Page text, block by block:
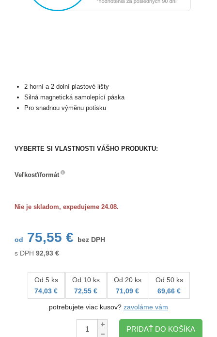
2 horní a 2 dolní plastové lišty
Silná magnetická samolepící páska
Pro snadnou výměnu potisku
VYBERTE SI VLASTNOSTI VÁŠHO PRODUKTU:
Veľkosť/formát
Nie je skladom, expedujeme 24.08.
od 75,55 €
bez DPH
s DPH 92,93 €
Od 5 ks
74,03 €
Od 10 ks
72,55 €
Od 20 ks
71,09 €
Od 50 ks
69,66 €
potrebujete viac kusov? zavoláme vám
Množstvo:
PRIDAŤ DO KOŠÍKA